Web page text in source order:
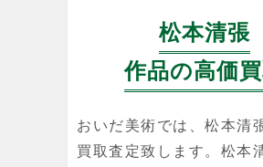
松本清張
作品の高価
おいだ美術では、松本清
買取査定致します。松本